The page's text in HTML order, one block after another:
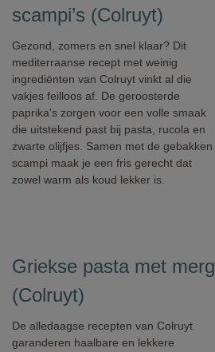
scampi’s (Colruyt)
Gezond, zomers en snel klaar? Dit
mediterraanse recept met weinig
ingrediënten van Colruyt vinkt al die
vakjes feilloos af. De geroosterde
paprika's zorgen voor een volle smaak
die uitstekend past bij pasta, rucola en
zwarte olijfjes. Samen met de gebakken
scampi maak je een fris gerecht dat
zowel warm als koud lekker is.
Griekse pasta met
(Colruyt)
De alledaagse recepten van Colruyt
garanderen haalbare en lekkere